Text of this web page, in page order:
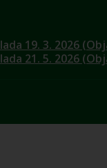
19. 3. 2026
21. 5. 2026